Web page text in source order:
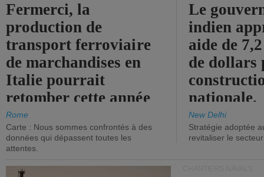
Fermerci, la
production de
transport ferroviaire
de marchandises en
Italie pourrait
retomber cette année
aux niveaux de 2015.
Rome
Carte : Nous sommes confrontés à des
données qui dépassent toutes les
attentes.
Le
indien
aide de
de dollars
nationale.
New Delhi
Stratégie adoptée
revitaliser le secteur